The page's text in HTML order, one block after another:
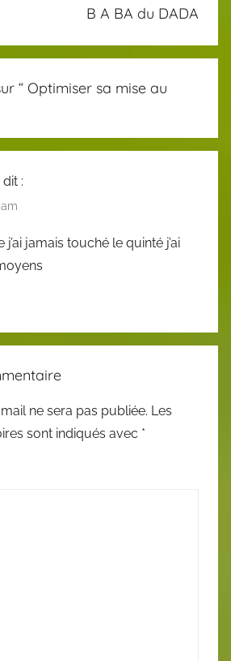
B A BA du DADA
“ Optimiser sa mise au
dit :
jamais touché le quinté j’ai
ne sera pas publiée. Les
sont indiqués avec *